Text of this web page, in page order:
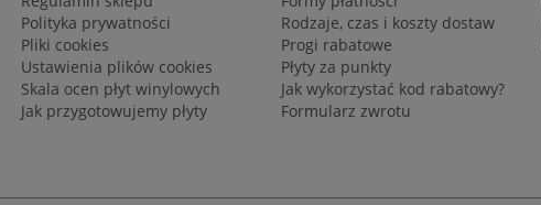
Polityka prywatności
Pliki cookies
Ustawienia plików cookies
Skala ocen płyt winylowych
Jak przygotowujemy płyty
Rodzaje, czas i koszty dostaw
Progi rabatowe
Płyty za punkty
Jak wykorzystać kod rabatowy?
Formularz zwrotu